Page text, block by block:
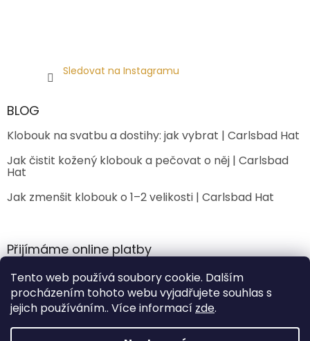
Tento web používá soubory cookie. Dalším
procházením tohoto webu vyjadřujete souhlas s
jejich používáním.. Více informací zde.
Sledovat na Instagramu
BLOG
Klobouk na svatbu a dostihy: jak vybrat | Carlsbad Hat
Jak čistit kožený klobouk a pečovat o něj | Carlsbad
Hat
Jak zmenšit klobouk o 1–2 velikosti | Carlsbad Hat
Přijímáme online platby